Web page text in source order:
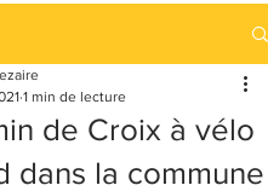
de Croix à vélo
dans la commune
1 min de lecture